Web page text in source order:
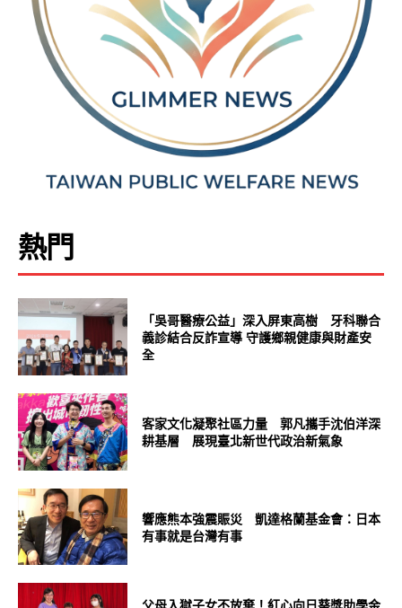
熱門
「吳哥醫療公益」深入屏東高樹 牙科聯合
義診結合反詐宣導 守護鄉親健康與財產安
全
客家文化凝聚社區力量 郭凡攜手沈伯洋深
耕基層 展現臺北新世代政治新氣象
響應熊本強震賑災 凱達格蘭基金會：日本
有事就是台灣有事
父母入獄子女不放棄！紅心向日葵獎助學金